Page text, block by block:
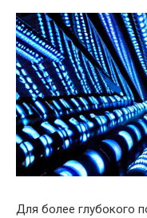
Для более глубокого